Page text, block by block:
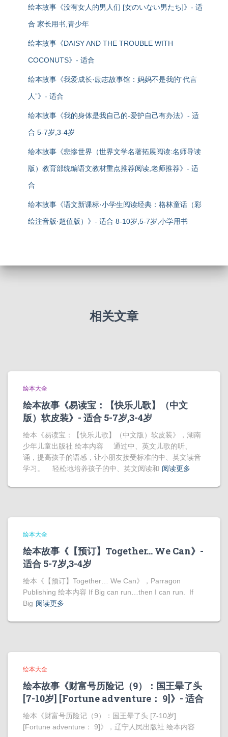
绘本故事《没有女人的男人们 [女のいない男たち]》- 适
合 家长用书,青少年
绘本故事《DAISY AND THE TROUBLE WITH
COCONUTS》- 适合
绘本故事《我爱成长·励志故事馆：妈妈不是我的“代言
人”》- 适合
绘本故事《我的身体是我自己的-爱护自己有办法》- 适
合 5-7岁,3-4岁
绘本故事《悲惨世界（世界文学名著拓展阅读:名师导读
版）教育部统编语文教材重点推荐阅读,老师推荐》- 适
合
绘本故事《语文新课标·小学生阅读经典：格林童话（彩
绘注音版·超值版）》- 适合 8-10岁,5-7岁,小学用书
相关文章
绘本大全
绘本故事《易读宝：【快乐儿歌】（中文
版）软皮装》- 适合 5-7岁,3-4岁
绘本《易读宝：【快乐儿歌】（中文版）软皮装》，湖南
少年儿童出版社 绘本内容 通过中、英文儿歌的听、
诵，提高孩子的语感，让小朋友接受标准的中、英文读音
学习。 轻松地培养孩子的中、英文阅读和 阅读更多
绘本大全
绘本故事《【预订】Together… We Can》-
适合 5-7岁,3-4岁
绘本《【预订】Together… We Can》，Parragon
Publishing 绘本内容 If Big can run…then I can run. If
Big 阅读更多
绘本大全
绘本故事《财富号历险记（9）：国王晕了头
[7-10岁] [Fortune adventure： 9]》- 适合
绘本《财富号历险记（9）：国王晕了头 [7-10岁]
[Fortune adventure： 9]》，辽宁人民出版社 绘本内容